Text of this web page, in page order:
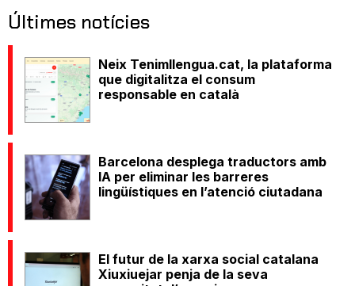
Últimes notícies
Neix Tenimllengua.cat, la plataforma
que digitalitza el consum
responsable en català
Barcelona desplega traductors amb
IA per eliminar les barreres
lingüístiques en l’atenció ciutadana
El futur de la xarxa social catalana
Xiuxiuejar penja de la seva